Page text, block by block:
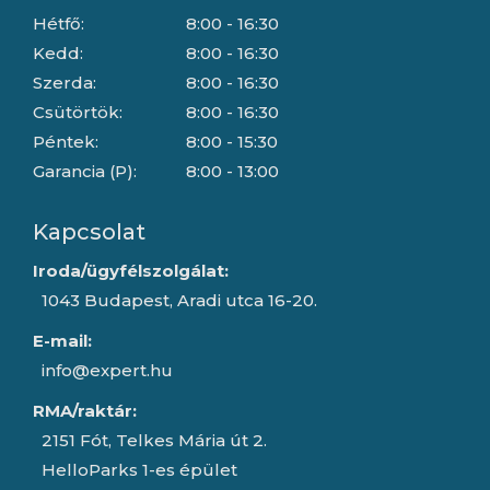
Hétfő:
Kedd:
Szerda:
Csütörtök:
Péntek:
Garancia (P):
8:00 - 16:30
8:00 - 16:30
8:00 - 16:30
8:00 - 16:30
8:00 - 15:30
8:00 - 13:00
Kapcsolat
Iroda/ügyfélszolgálat:
1043 Budapest, Aradi utca 16-20.
E-mail:
info@expert.hu
RMA/raktár:
2151 Fót, Telkes Mária út 2.
HelloParks 1-es épület